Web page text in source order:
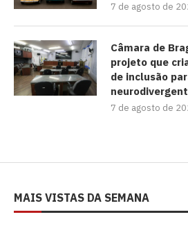
7 de agosto de
Câmara de
projeto que
de inclusão
7 de agosto de
MAIS VISTAS DA SEMANA